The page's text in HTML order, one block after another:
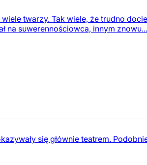
twarzy. Tak wiele, że trudno
na suwerennościowca, innym znowu...
się głównie teatrem.